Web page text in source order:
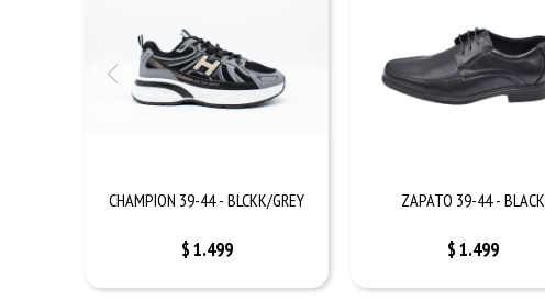
CHAMPION 39-44 - BLCKK/GREY
$1.499
ZAPATO 39-44 - BLACK
$1.499